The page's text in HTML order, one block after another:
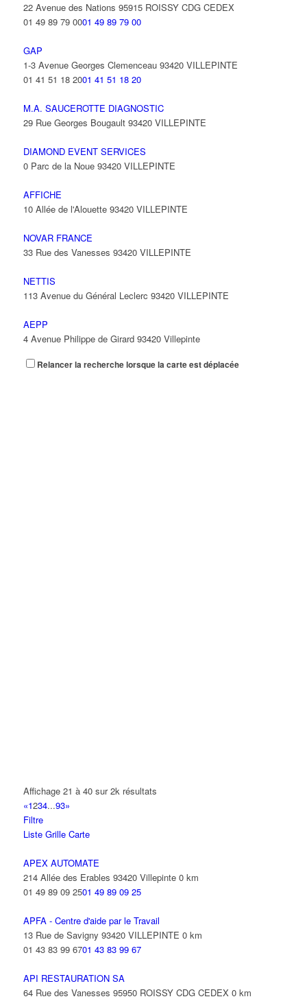
22 Avenue des Nations 95915 ROISSY CDG CEDEX
01 49 89 79 0001 49 89 79 00
GAP
1-3 Avenue Georges Clemenceau 93420 VILLEPINTE
01 41 51 18 2001 41 51 18 20
M.A. SAUCEROTTE DIAGNOSTIC
29 Rue Georges Bougault 93420 VILLEPINTE
DIAMOND EVENT SERVICES
0 Parc de la Noue 93420 VILLEPINTE
AFFICHE
10 Allée de l'Alouette 93420 VILLEPINTE
NOVAR FRANCE
33 Rue des Vanesses 93420 VILLEPINTE
NETTIS
113 Avenue du Général Leclerc 93420 VILLEPINTE
AEPP
4 Avenue Philippe de Girard 93420 Villepinte
DAR BATIMENT
SODEXPO FRANCE
22 Avenue des Nations 93420 Villepinte
01 49 38 06 06 01 49 38 06 06
MONFRAY ALLAN LOUIS RAYMOND
13 Avenue Parmentier 93420 VILLEPINTE
Relancer la recherche lorsque la carte est déplacée
Affichage 21 à 40 sur 2k résultats
«1234...93»
Filtre
Liste Grille Carte
APEX AUTOMATE
214 Allée des Erables 93420 Villepinte 0 km
01 49 89 09 2501 49 89 09 25
APFA - Centre d'aide par le Travail
13 Rue de Savigny 93420 VILLEPINTE 0 km
01 43 83 99 6701 43 83 99 67
API RESTAURATION SA
64 Rue des Vanesses 95950 ROISSY CDG CEDEX 0 km